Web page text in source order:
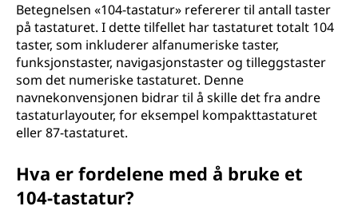
Betegnelsen «104-tastatur» refererer til antall taster
på tastaturet. I dette tilfellet har tastaturet totalt 104
taster, som inkluderer alfanumeriske taster,
funksjonstaster, navigasjonstaster og tilleggstaster
som det numeriske tastaturet. Denne
navnekonvensjonen bidrar til å skille det fra andre
tastaturlayouter, for eksempel kompakttastaturet
eller 87-tastaturet.
Hva er fordelene med å bruke et
104-tastatur?